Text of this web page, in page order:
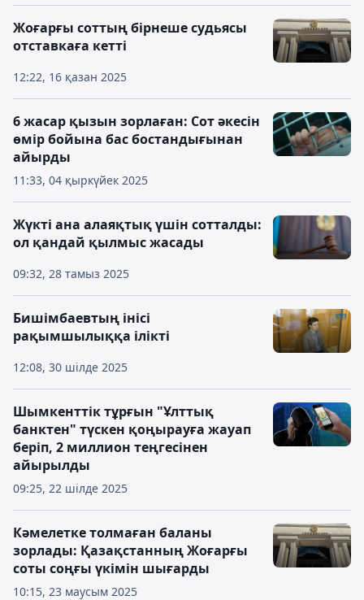
12:22, 16 қазан 2025
Жоғарғы соттың бірнеше судьясы
отставкаға кетті
11:33, 04 қыркүйек 2025
6 жасар қызын зорлаған: Сот әкесін
өмір бойына бас бостандығынан
айырды
09:32, 28 тамыз 2025
Жүкті ана алаяқтық үшін сотталды:
ол қандай қылмыс жасады
12:08, 30 шілде 2025
Бишімбаевтың інісі
рақымшылыққа ілікті
09:25, 22 шілде 2025
Шымкенттік тұрғын "Ұлттық
банктен" түскен қоңырауға жауап
беріп, 2 миллион теңгесінен
айырылды
10:15, 23 маусым 2025
Кәмелетке толмаған баланы
зорлады: Қазақстанның Жоғарғы
соты соңғы үкімін шығарды